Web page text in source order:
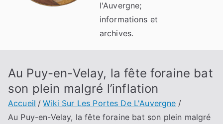
l'Auvergne;
informations et
archives.
Au Puy-en-Velay, la fête foraine bat
son plein malgré l’inflation
Accueil
Wiki Sur Les Portes De L'Auvergne
Au Puy-en-Velay, la fête foraine bat son plein malgré